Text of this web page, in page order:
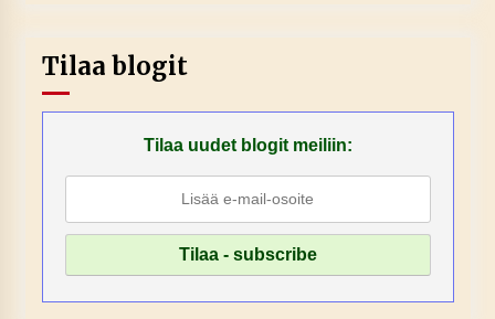
Tilaa blogit
Tilaa uudet blogit meiliin: